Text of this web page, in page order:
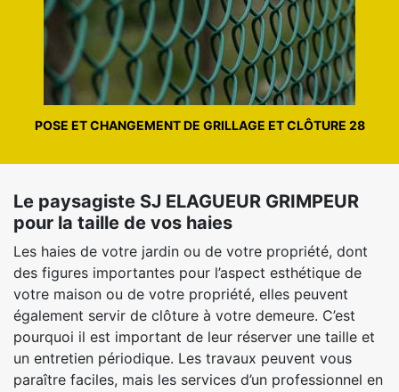
POSE ET CHANGEMENT DE GRILLAGE ET CLÔTURE 28
Le paysagiste SJ ELAGUEUR GRIMPEUR
pour la taille de vos haies
Les haies de votre jardin ou de votre propriété, dont
des figures importantes pour l’aspect esthétique de
votre maison ou de votre propriété, elles peuvent
également servir de clôture à votre demeure. C’est
pourquoi il est important de leur réserver une taille et
un entretien périodique. Les travaux peuvent vous
paraître faciles, mais les services d’un professionnel en